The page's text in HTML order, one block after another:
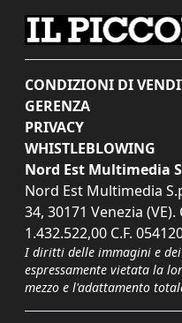
CONDIZIONI DI
GERENZA
PRIVACY
WHISTLEBLOWING
Nord Est Multimedia
Nord Est Multimedia
34, 30171 Venezia (VE).
1.432.522,00 C.F.
I diritti delle immagini e
espressamente vietata la
mezzo e l'adattamento